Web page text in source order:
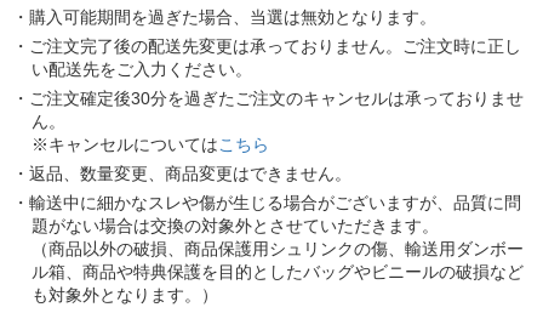
購入可能期間を過ぎた場合、当選は無効となります。
ご注文完了後の配送先変更は承っておりません。ご注文時に正し
い配送先をご入力ください。
ご注文確定後30分を過ぎたご注文のキャンセルは承っておりませ
ん。
※キャンセルについてはこちら
返品、数量変更、商品変更はできません。
輸送中に細かなスレや傷が生じる場合がございますが、品質に問
題がない場合は交換の対象外とさせていただきます。
（商品以外の破損、商品保護用シュリンクの傷、輸送用ダンボー
ル箱、商品や特典保護を目的としたバッグやビニールの破損など
も対象外となります。）